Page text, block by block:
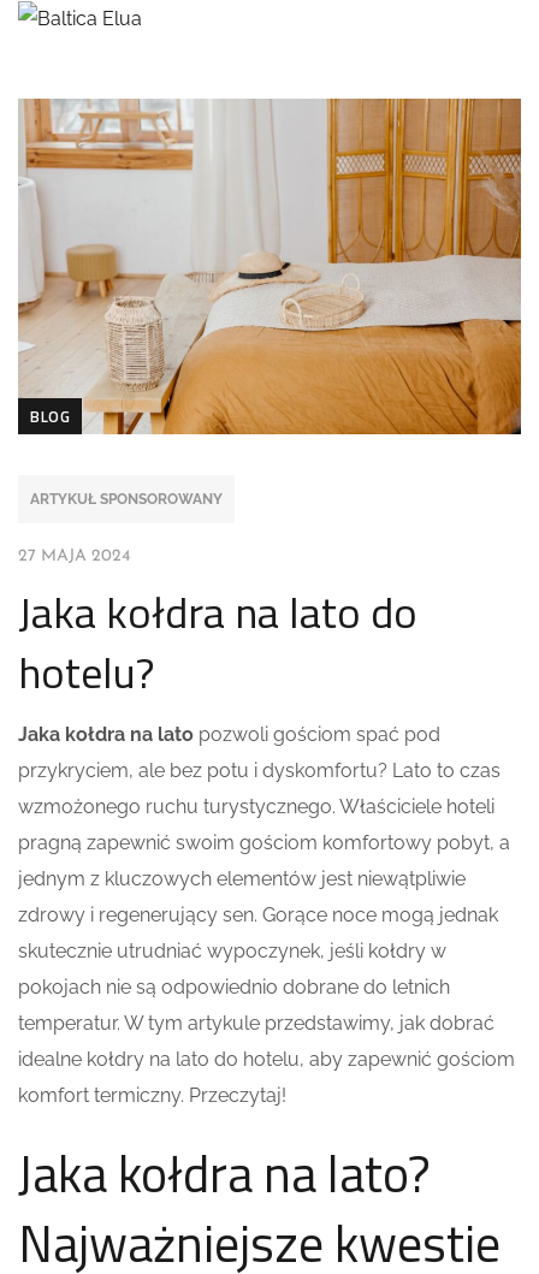
BLOG
ARTYKUŁ SPONSOROWANY
27 MAJA 2024
Jaka kołdra na lato do
hotelu?
Jaka kołdra na lato pozwoli gościom spać pod
przykryciem, ale bez potu i dyskomfortu? Lato to czas
wzmożonego ruchu turystycznego. Właściciele hoteli
pragną zapewnić swoim gościom komfortowy pobyt, a
jednym z kluczowych elementów jest niewątpliwie
zdrowy i regenerujący sen. Gorące noce mogą jednak
skutecznie utrudniać wypoczynek, jeśli kołdry w
pokojach nie są odpowiednio dobrane do letnich
temperatur. W tym artykule przedstawimy, jak dobrać
idealne kołdry na lato do hotelu, aby zapewnić gościom
komfort termiczny. Przeczytaj!
Jaka kołdra na lato?
Najważniejsze kwestie